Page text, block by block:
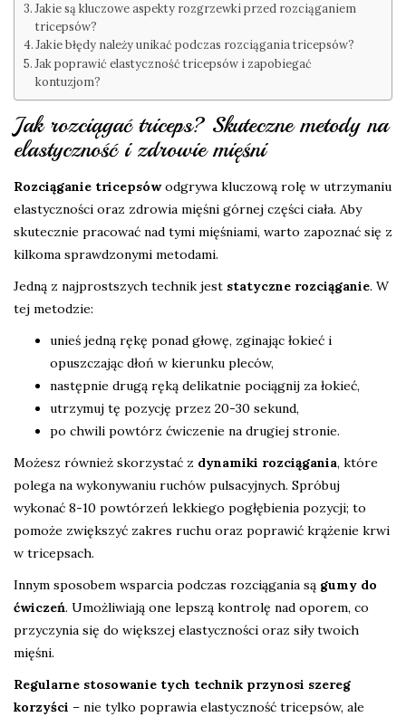
Jakie są kluczowe aspekty rozgrzewki przed rozciąganiem
tricepsów?
Jakie błędy należy unikać podczas rozciągania tricepsów?
Jak poprawić elastyczność tricepsów i zapobiegać
kontuzjom?
Jak rozciągać triceps? Skuteczne metody na
elastyczność i zdrowie mięśni
Rozciąganie tricepsówodgrywa kluczową rolę w utrzymaniu
elastyczności oraz zdrowia mięśni górnej części ciała. Aby
skutecznie pracować nad tymi mięśniami, warto zapoznać się z
kilkoma sprawdzonymi metodami.
Jedną z najprostszych technik jest statyczne rozciąganie. W
tej metodzie:
unieś jedną rękę ponad głowę, zginając łokieć i
opuszczając dłoń w kierunku pleców,
następnie drugą ręką delikatnie pociągnij za łokieć,
utrzymuj tę pozycję przez 20-30 sekund,
po chwili powtórz ćwiczenie na drugiej stronie.
Możesz również skorzystać z dynamiki rozciągania, które
polega na wykonywaniu ruchów pulsacyjnych. Spróbuj
wykonać 8-10 powtórzeń lekkiego pogłębienia pozycji; to
pomoże zwiększyć zakres ruchu oraz poprawić krążenie krwi
w tricepsach.
Innym sposobem wsparcia podczas rozciągania są gumy do
ćwiczeń. Umożliwiają one lepszą kontrolę nad oporem, co
przyczynia się do większej elastyczności oraz siły twoich
mięśni.
Regularne stosowanie tych technik przynosi szereg
korzyści – nie tylko poprawia elastyczność tricepsów, ale